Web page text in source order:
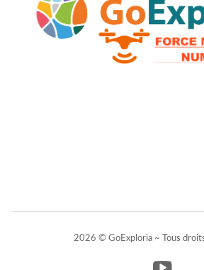
2026 © GoExploria ~ Tous